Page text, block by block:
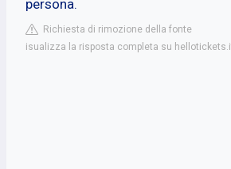
persona.
Richiesta di rimozione della fonte
isualizza la risposta completa su